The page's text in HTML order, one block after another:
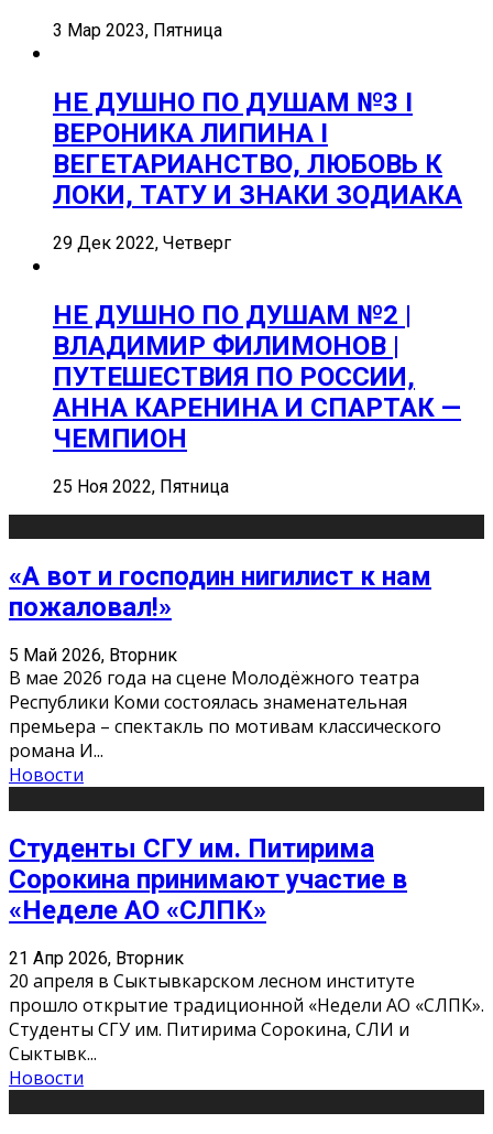
3 Мар 2023, Пятница
НЕ ДУШНО ПО ДУШАМ №3 I
ВЕРОНИКА ЛИПИНА I
ВЕГЕТАРИАНСТВО, ЛЮБОВЬ К
ЛОКИ, ТАТУ И ЗНАКИ ЗОДИАКА
29 Дек 2022, Четверг
НЕ ДУШНО ПО ДУШАМ №2 |
ВЛАДИМИР ФИЛИМОНОВ |
ПУТЕШЕСТВИЯ ПО РОССИИ,
АННА КАРЕНИНА И СПАРТАК —
ЧЕМПИОН
25 Ноя 2022, Пятница
«А вот и господин нигилист к нам
пожаловал!»
5 Май 2026, Вторник
В мае 2026 года на сцене Молодёжного театра
Республики Коми состоялась знаменательная
премьера – спектакль по мотивам классического
романа И...
Новости
Студенты СГУ им. Питирима
Сорокина принимают участие в
«Неделе АО «СЛПК»
21 Апр 2026, Вторник
20 апреля в Сыктывкарском лесном институте
прошло открытие традиционной «Недели АО «СЛПК».
Студенты СГУ им. Питирима Сорокина, СЛИ и
Сыктывк...
Новости